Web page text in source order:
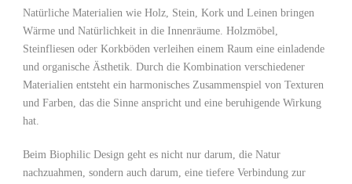
Natürliche Materialien⁤ wie Holz,‍ Stein, Kork und Leinen bringen
Wärme und Natürlichkeit in die Innenräume. Holzmöbel,
Steinfliesen ⁣oder Korkböden verleihen einem Raum eine einladende
und organische Ästhetik. Durch ‌die Kombination verschiedener
Materialien entsteht ein harmonisches Zusammenspiel von Texturen
und Farben, das⁢ die Sinne anspricht und eine beruhigende ⁤Wirkung
⁣hat.
Beim Biophilic Design geht⁣ es nicht nur darum, die Natur⁣
nachzuahmen, sondern⁣ auch darum, eine tiefere Verbindung ‌zur